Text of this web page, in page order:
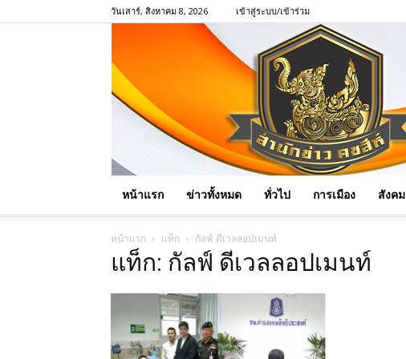
วันเสาร์, สิงหาคม 8, 2026 เข้าสู่ระบบ/เข้าร่วม
หน้าแรก ข่าวทั้งหมด ทั่วไป การเมือง สังคม
หน้าแรก แท็ก กัลฟ์ ดีเวลลอปเมนท์
แท็ก: กัลฟ์ ดีเวลลอปเมนท์